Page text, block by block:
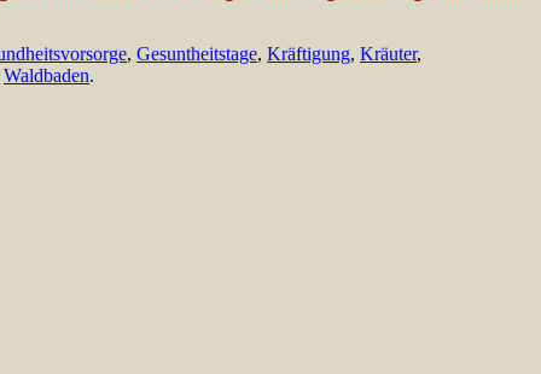
, Gesuntheitstage, Kräftigung, Kräuter,
Waldbaden.